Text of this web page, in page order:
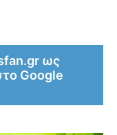
ως
Google